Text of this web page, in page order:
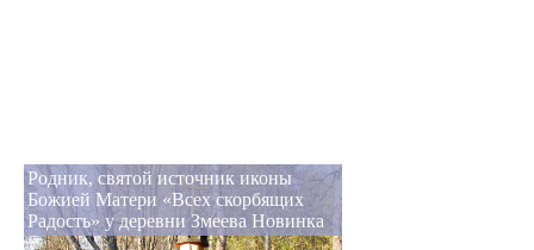
Родник, святой источник иконы
Божией Матери «Всех скорбящих
Радость» у деревни Змеева Новинка